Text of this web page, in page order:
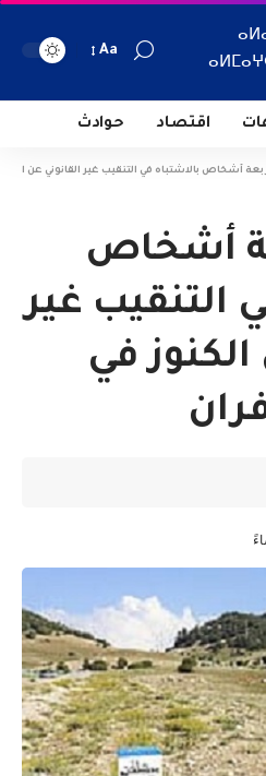
Aa
اقتصاد حوادث
أشخاص بالاشتباه في التنقيب غير القانوني عن
أشخاص
التنقيب غير
الكنوز في